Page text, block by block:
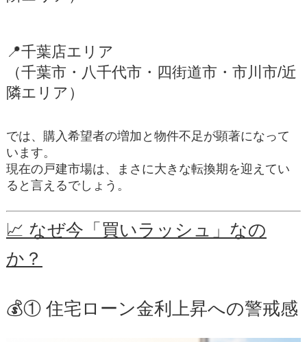
📍千葉店エリア
（千葉市・八千代市・四街道市・市川市/近
隣エリア）
では、購入希望者の増加と物件不足が顕著になって
います。
現在の戸建市場は、まさに大きな転換期を迎えてい
ると言えるでしょう。
📈 なぜ今「買いラッシュ」なの
か？
💰① 住宅ローン金利上昇への警戒感